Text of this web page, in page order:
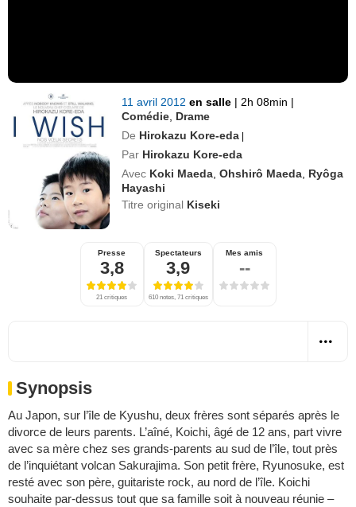
11 avril 2012en salle | 2h 08min |
Comédie Drame
De Hirokazu Kore-eda |
Par Hirokazu Kore-eda
Avec Koki Maeda ,Ohshirô Maeda Ryôga
Hayashi
Titre original Kiseki
Presse
3,8
21 critiques
Spectateurs
3,9
610 notes, 71 critiques
Mes amis
--
Synopsis
Au Japon, sur l’île de Kyushu, deux frères sont séparés après le
divorce de leurs parents. L’aîné, Koichi, âgé de 12 ans, part vivre
avec sa mère chez ses grands-parents au sud de l’île, tout près
de l’inquiétant volcan Sakurajima. Son petit frère, Ryunosuke, est
resté avec son père, guitariste rock, au nord de l’île. Koichi
souhaite par-dessus tout que sa famille soit à nouveau réunie –